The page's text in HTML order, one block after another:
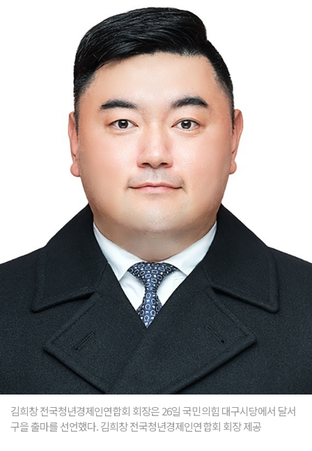
김희창 전국청년경제인연합회 회장은 26일 국민의힘 대구시당에서 달서
구을 출마를 선언했다. 김희창 전국청년경제인연합회 회장 제공